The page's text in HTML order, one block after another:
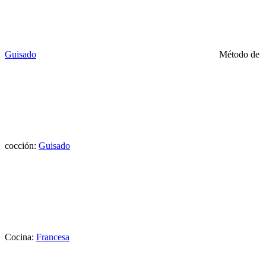
Guisado Método de
cocción: Guisado
Cocina: Francesa